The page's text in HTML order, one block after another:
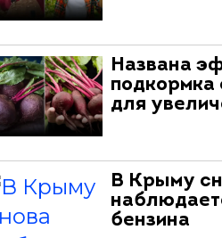
Названа
для
В Крыму
бензина